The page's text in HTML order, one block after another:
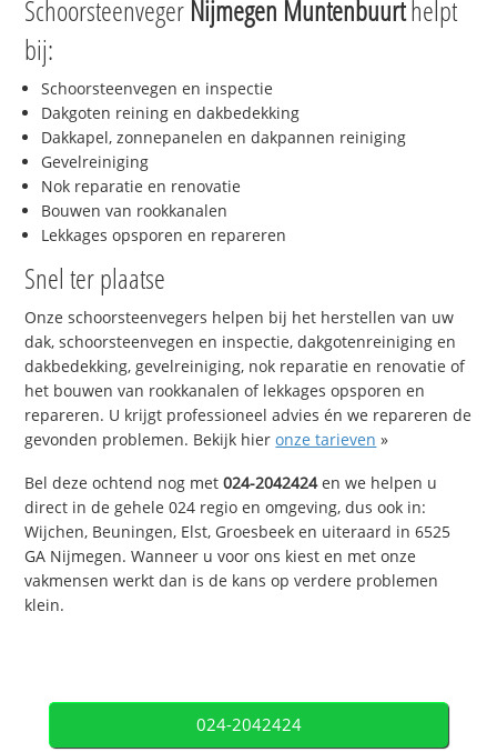
Schoorsteenveger Nijmegen Muntenbuurthelpt
bij:
Schoorsteenvegen en inspectie
Dakgoten reining en dakbedekking
Dakkapel, zonnepanelen en dakpannen reiniging
Gevelreiniging
Nok reparatie en renovatie
Bouwen van rookkanalen
Lekkages opsporen en repareren
Snel ter plaatse
Onze schoorsteenvegers helpen bij het herstellen van uw
dak, schoorsteenvegen en inspectie, dakgotenreiniging en
dakbedekking, gevelreiniging, nok reparatie en renovatie of
het bouwen van rookkanalen of lekkages opsporen en
repareren. U krijgt professioneel advies én we repareren de
gevonden problemen. Bekijk hieronze tarieven »
Bel deze ochtend nog met024-2042424en we helpen u
direct in de gehele 024 regio en omgeving, dus ook in:
Wijchen, Beuningen, Elst, Groesbeek en uiteraard in 6525
GA Nijmegen. Wanneer u voor ons kiest en met onze
vakmensen werkt dan is de kans op verdere problemen
klein.
024-2042424